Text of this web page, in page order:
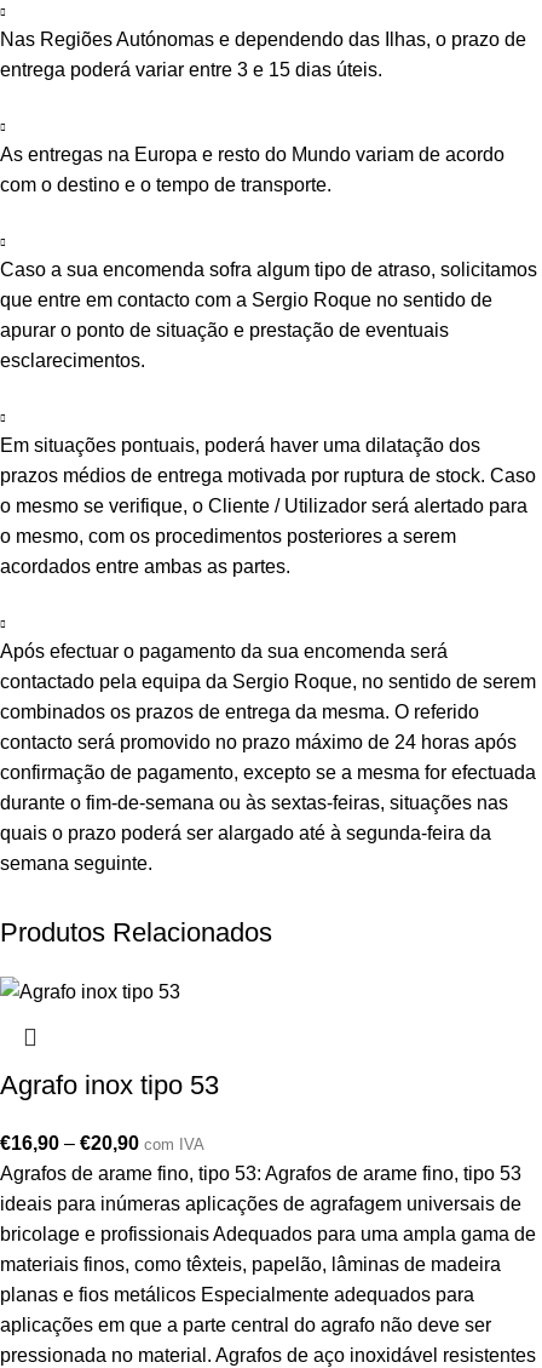
Nas Regiões Autónomas e dependendo das Ilhas, o prazo de
entrega poderá variar entre 3 e 15 dias úteis.
As entregas na Europa e resto do Mundo variam de acordo
com o destino e o tempo de transporte.
Caso a sua encomenda sofra algum tipo de atraso, solicitamos
que entre em contacto com a Sergio Roque no sentido de
apurar o ponto de situação e prestação de eventuais
esclarecimentos.
Em situações pontuais, poderá haver uma dilatação dos
prazos médios de entrega motivada por ruptura de stock. Caso
o mesmo se verifique, o Cliente / Utilizador será alertado para
o mesmo, com os procedimentos posteriores a serem
acordados entre ambas as partes.
Após efectuar o pagamento da sua encomenda será
contactado pela equipa da Sergio Roque, no sentido de serem
combinados os prazos de entrega da mesma. O referido
contacto será promovido no prazo máximo de 24 horas após
confirmação de pagamento, excepto se a mesma for efectuada
durante o fim-de-semana ou às sextas-feiras, situações nas
quais o prazo poderá ser alargado até à segunda-feira da
semana seguinte.
Produtos Relacionados
Agrafo inox tipo 53
€16,90 – €20,90 com IVA
Agrafos de arame fino, tipo 53: Agrafos de arame fino, tipo 53
ideais para inúmeras aplicações de agrafagem universais de
bricolage e profissionais Adequados para uma ampla gama de
materiais finos, como têxteis, papelão, lâminas de madeira
planas e fios metálicos Especialmente adequados para
aplicações em que a parte central do agrafo não deve ser
pressionada no material. Agrafos de aço inoxidável resistentes